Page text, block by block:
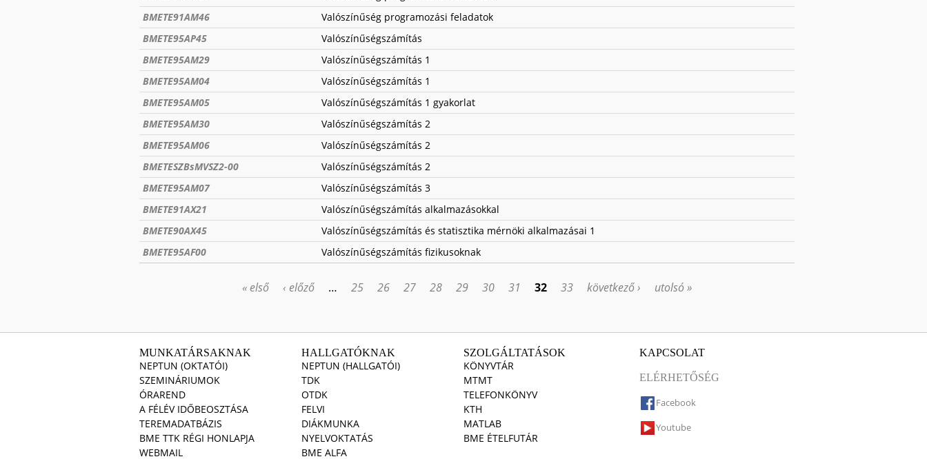
BMETE91AM46
Valószínűség programozási feladatok
BMETE95AP45
Valószínűségszámítás
BMETE95AM29
Valószínűségszámítás 1
BMETE95AM04
Valószínűségszámítás 1
BMETE95AM05
Valószínűségszámítás 1 gyakorlat
BMETE95AM30
Valószínűségszámítás 2
BMETE95AM06
Valószínűségszámítás 2
BMETESZBsMVSZ2-00
Valószínűségszámítás 2
BMETE95AM07
Valószínűségszámítás 3
BMETE91AX21
Valószínűségszámítás alkalmazásokkal
BMETE90AX45
Valószínűségszámítás és statisztika mérnöki alkalmazásai 1
BMETE95AF00
Valószínűségszámítás fizikusoknak
« első ‹ előző … 25 26 27 28 29 30 31 32 33 következő › utolsó »
MUNKATÁRSAKNAK
NEPTUN (OKTATÓI)
SZEMINÁRIUMOK
ÓRAREND
A FÉLÉV IDŐBEOSZTÁSA
TEREMADATBÁZIS
BME TTK RÉGI HONLAPJA
WEBMAIL
HALLGATÓKNAK
NEPTUN (HALLGATÓI)
TDK
OTDK
FELVI
DIÁKMUNKA
NYELVOKTATÁS
BME ALFA
SZOLGÁLTATÁSOK
KÖNYVTÁR
MTMT
TELEFONKÖNYV
KTH
MATLAB
BME ÉTELFUTÁR
KAPCSOLAT
ELÉRHETŐSÉG
Facebook
Youtube